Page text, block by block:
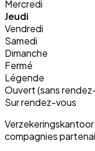
Mercredi
Jeudi
Vendredi
Samedi
Dimanche
Fermé
Légende
Ouvert (sans
Sur rendez-vous
compagnies